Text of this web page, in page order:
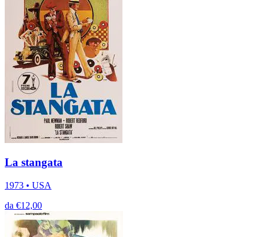
La stangata
1973 • USA
da €12,00